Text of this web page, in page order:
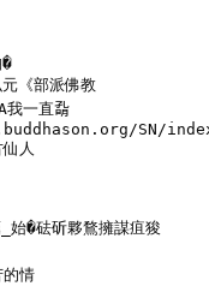
《部派佛教
我一直𡦀
SN/
人
始�砝斫夥鶩擁謀疽狻
的情